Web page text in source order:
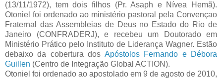
(13/11/1972), tem dois filhos (Pr. Asaph e Nívea Hemã).
Otoniel foi ordenado ao ministério pastoral pela Convençao
Fraternal das Assembleias de Deus no Estado do Rio de
Janeiro (CONFRADERJ), e recebeu um Doutorado em
Ministério Prático pelo Instituto de Liderança Wagner. Estão
debaixo da cobertura dos Apóstolos Fernando e Débora
Guillen (Centro de Integração Global ACTION).
Otoniel foi ordenado ao apostolado em 9 de agosto de 2010,